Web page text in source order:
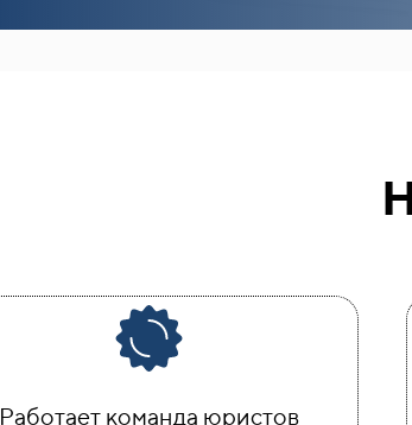
Работает команда юристов